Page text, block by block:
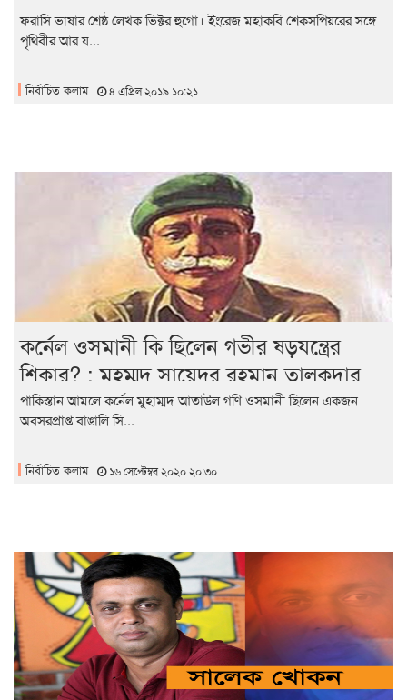
ফরাসি ভাষার শ্রেষ্ঠ লেখক ভিক্টর হুগো। ইংরেজ মহাকবি শেকসপিয়রের সঙ্গে
পৃথিবীর আর য...
নির্বাচিত কলাম ৪ এপ্রিল ২০১৯ ১০:২১
কর্নেল ওসমানী কি ছিলেন গভীর ষড়যন্ত্রের
শিকার? : মুহম্মদ সায়েদুর রহমান তালুকদার
পাকিস্তান আমলে কর্নেল মুহাম্মদ আতাউল গণি ওসমানী ছিলেন একজন
অবসরপ্রাপ্ত বাঙালি সি...
নির্বাচিত কলাম ১৬ সেপ্টেম্বর ২০২০ ২০:৩০